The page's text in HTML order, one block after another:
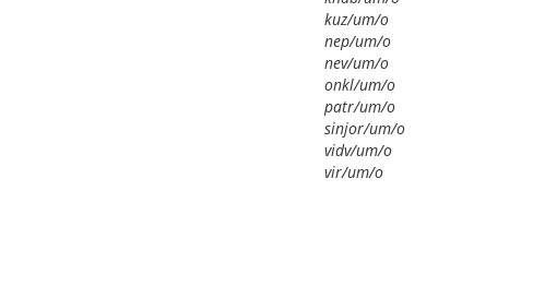
kuz/um/o
nep/um/o
nev/um/o
onkl/um/o
patr/um/o
sinjor/um/o
vidv/um/o
vir/um/o